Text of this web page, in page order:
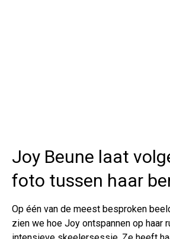
Joy Beune laat
foto tussen haar
Op één van de meest besproken
zien we hoe Joy ontspannen op haar